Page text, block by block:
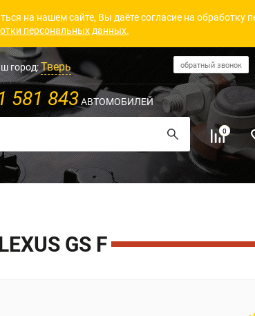
на нашем сайте, Вы даёте согласие на обработку
персональных данных.
город:Тверь обратный звонок
581 843АВТОМОБИЛЕЙ
0
GS F